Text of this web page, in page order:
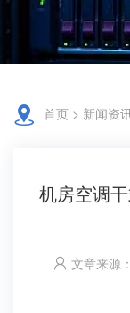
首页 > 新闻资
机房空调
文章来源：